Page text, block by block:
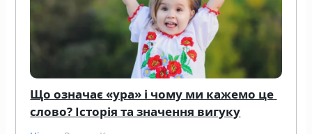
Що означає «ура» і чому ми кажемо це
слово? Історія та значення вигуку